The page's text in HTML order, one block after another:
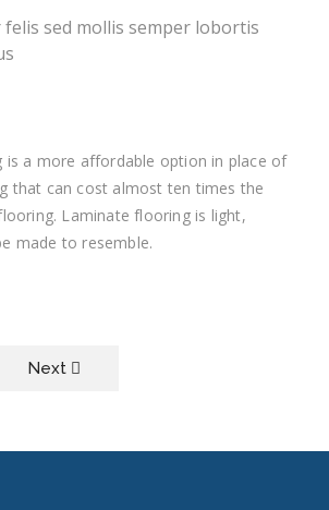
felis sed mollis semper lobortis
is a more affordable option in place of
that can cost almost ten times the
Laminate flooring is light,
made to resemble.
Next